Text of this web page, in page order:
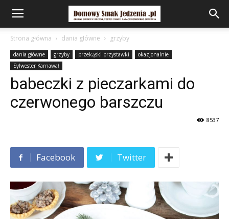
Strona główna dania główne grzyby
dania główne grzyby przekąski przystawki
okazjonalnie
Sylwester Karnawał
babeczki z pieczarkami do
czerwonego barszczu
8537
Facebook Twitter